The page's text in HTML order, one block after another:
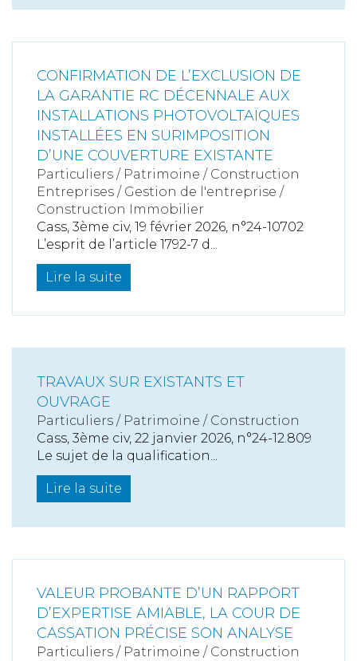
CONFIRMATION DE L’EXCLUSION DE
LA GARANTIE RC DÉCENNALE AUX
INSTALLATIONS PHOTOVOLTAÏQUES
INSTALLÉES EN SURIMPOSITION
D’UNE COUVERTURE EXISTANTE
Particuliers / Patrimoine / Construction
Entreprises / Gestion de l'entreprise /
Construction Immobilier
Cass, 3ème civ, 19 février 2026, n°24-10702
L’esprit de l’article 1792-7 d...
Lire la suite
TRAVAUX SUR EXISTANTS ET
OUVRAGE
Particuliers / Patrimoine / Construction
Cass, 3ème civ, 22 janvier 2026, n°24-12.809
Le sujet de la qualification...
Lire la suite
VALEUR PROBANTE D’UN RAPPORT
D’EXPERTISE AMIABLE, LA COUR DE
CASSATION PRÉCISE SON ANALYSE
Particuliers / Patrimoine / Construction